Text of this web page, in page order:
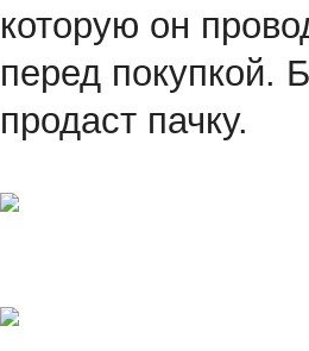
которую он
перед покупкой.
продаст пачку.